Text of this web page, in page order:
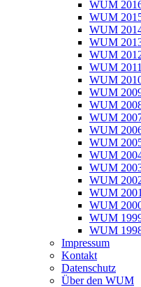
WUM
WUM
WUM
WUM
WUM
WUM 2011
WUM
WUM
WUM
WUM
WUM
WUM
WUM
WUM
WUM
WUM 2001
WUM
WUM
WUM
Impressum
Kontakt
Datenschutz
Über den WUM